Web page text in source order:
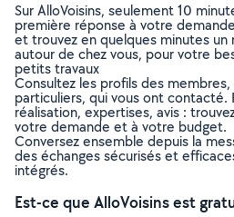
Sur AlloVoisins, seulement 10
première réponse à votre
et trouvez en quelques minutes
autour de chez vous, pour votre
petits travaux
Consultez les profils des
particuliers, qui vous ont
réalisation, expertises, avis :
votre demande et à votre budget.
Conversez ensemble depuis la
des échanges sécurisés et
intégrés.
Est-ce que AlloVoisins est